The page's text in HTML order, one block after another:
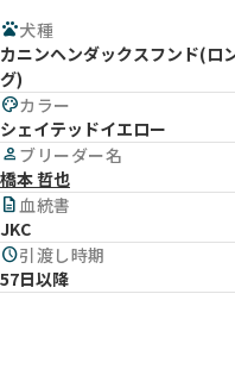
pets犬種
カニンヘンダックスフンド(ロ
グ)
paletteカラー
シェイテッドイエロー
person ブリーダー名
橋本 哲也
description血統書
JKC
schedule引渡し時期
57日以降